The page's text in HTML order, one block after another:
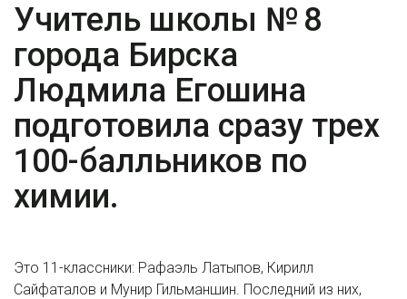
Учитель школы № 8
города Бирска
Людмила Егошина
подготовила сразу трех
100-балльников по
химии.
Это 11-классники: Рафаэль Латыпов, Кирилл
Сайфаталов и Мунир Гильманшин. Последний из них,